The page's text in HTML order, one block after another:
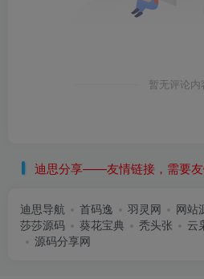
暂无评论内
迪思分享——友情链接，需要
迪思导航 首码逸 羽灵网 网站
莎莎源码
葵花宝典 秃头张 云
源码分享网